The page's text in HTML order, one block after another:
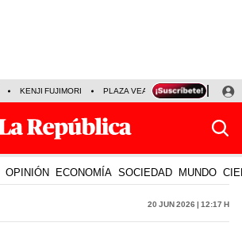
KENJI FUJIMORI PLAZA VEA FERIADOS
OPINIÓN ECONOMÍA SOCIEDAD MUNDO
20 Jun 2026 | 12:17 h